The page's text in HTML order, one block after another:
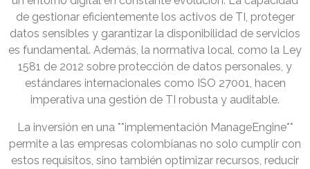
de gestionar eficientemente los activos de TI, proteger
datos sensibles y garantizar la disponibilidad de servicios
es fundamental. Además, la normativa local, como la Ley
1581 de 2012 sobre protección de datos personales, y
estándares internacionales como ISO 27001, hacen
imperativa una gestión de TI robusta y auditable.
La inversión en una **implementación ManageEngine**
permite a las empresas colombianas no solo cumplir con
estos requisitos, sino también optimizar recursos, reducir